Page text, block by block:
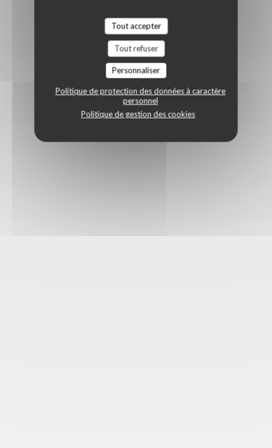
Tout accepter
Tout refuser
Personnaliser
Politique de protection des données à caractère
personnel
Politique de gestion des cookies